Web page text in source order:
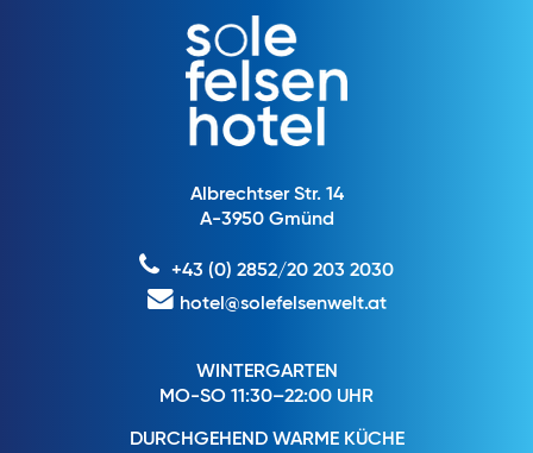
Albrechtser Str. 14
A-3950 Gmünd
+43 (0) 2852/20 203 2030
hotel@solefelsenwelt.at
WINTERGARTEN
MO-SO 11:30–22:00 UHR
DURCHGEHEND WARME KÜCHE